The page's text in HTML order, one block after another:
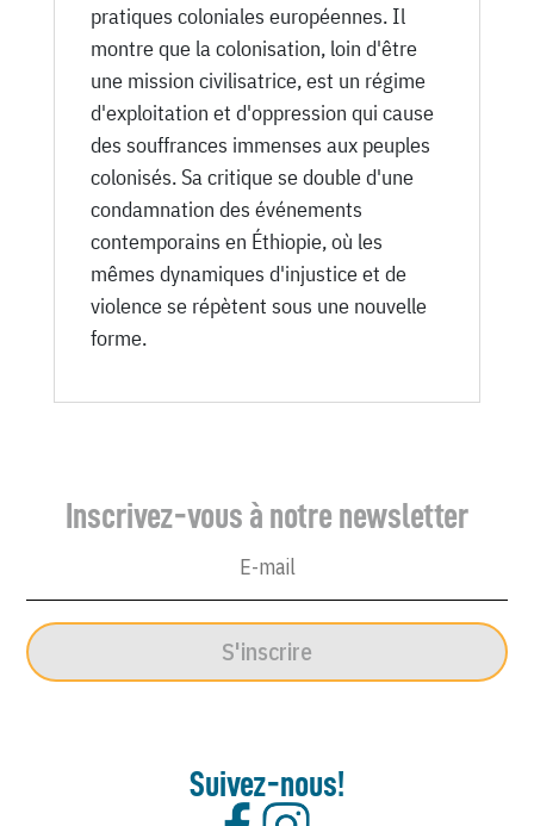
pratiques coloniales européennes. Il
montre que la colonisation, loin d'être
une mission civilisatrice, est un régime
d'exploitation et d'oppression qui cause
des souffrances immenses aux peuples
colonisés. Sa critique se double d'une
condamnation des événements
contemporains en Éthiopie, où les
mêmes dynamiques d'injustice et de
violence se répètent sous une nouvelle
forme.
Inscrivez-vous à notre newsletter
S'inscrire
Suivez-nous!